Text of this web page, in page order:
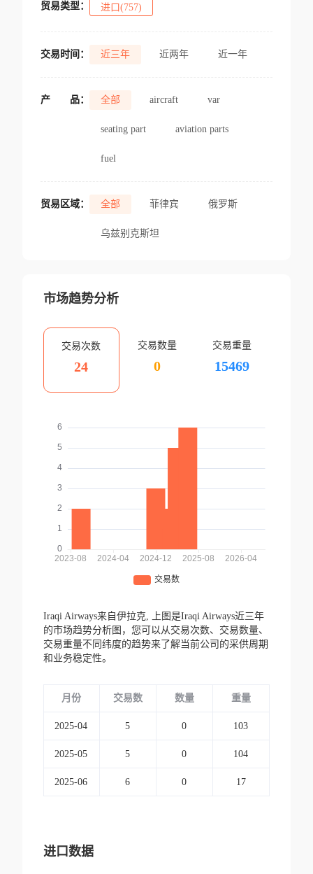
贸易类型： 进口(757)
交易时间： 近三年 近两年 近一年
产 品： 全部 aircraft var
seating part aviation parts
fuel
贸易区域： 全部 菲律宾 俄罗斯
乌兹别克斯坦
市场趋势分析
交易次数
24
交易数量
0
交易重量
15469
Iraqi Airways来自伊拉克,
上图是Iraqi Airways近三年
的市场趋势分析图，您可以从交易次数、交易数量、
交易重量不同纬度的趋势来了解当前公司的采供周期
和业务稳定性。
月份 交易数 数量 重量
2025-04 5 0 103
2025-05 5 0 104
2025-06 6 0 17
进口数据